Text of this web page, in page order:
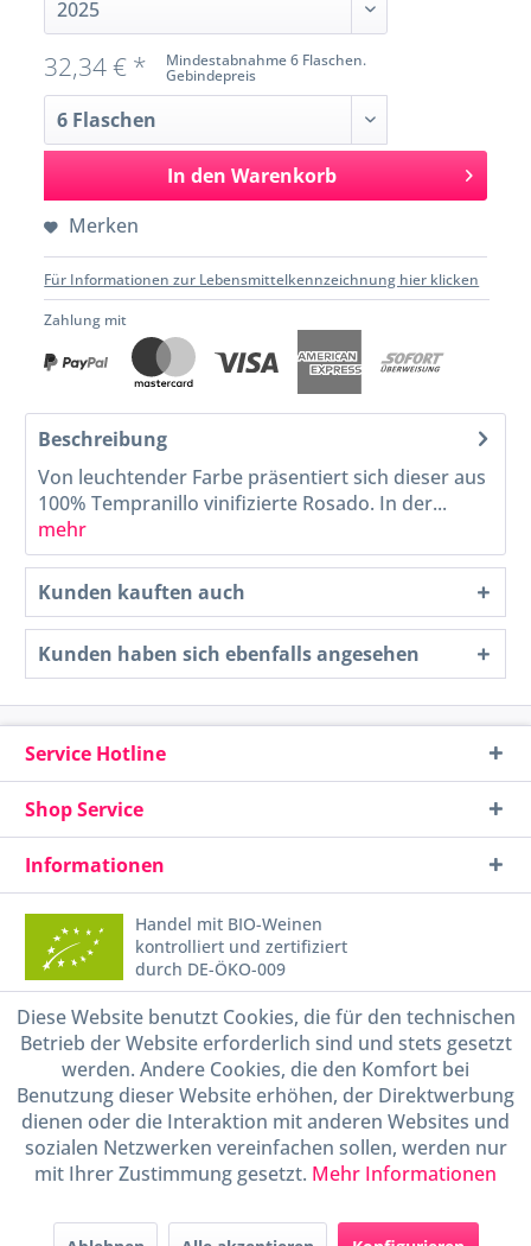
Mindestabnahme 6 Flaschen.
Gebindepreis
32,34 € *
In den Warenkorb
Merken
Für Informationen zur Lebensmittelkennzeichnung hier klicken
Zahlung mit
Beschreibung
Von leuchtender Farbe präsentiert sich dieser aus
100% Tempranillo vinifizierte Rosado. In der...
mehr
Kunden kauften auch
Kunden haben sich ebenfalls angesehen
Service Hotline
Shop Service
Informationen
Handel mit BIO-Weinen
kontrolliert und zertifiziert
durch DE-ÖKO-009
Versandkosten
Nachnahmegebühren, wenn nicht anders beschrieben
Widerruf erklären
Diese Website benutzt Cookies, die für den technischen
Betrieb der Website erforderlich sind und stets gesetzt
werden. Andere Cookies, die den Komfort bei
Benutzung dieser Website erhöhen, der Direktwerbung
dienen oder die Interaktion mit anderen Websites und
sozialen Netzwerken vereinfachen sollen, werden nur
mit Ihrer Zustimmung gesetzt. Mehr Informationen